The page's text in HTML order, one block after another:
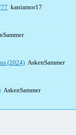
kaniamor17
(2024) AskenSammer
AskenSammer